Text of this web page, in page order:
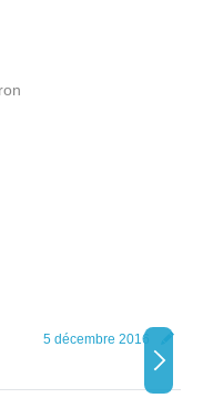
5 décembre 2016